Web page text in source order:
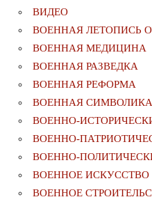
ВИДЕО
ВОЕННАЯ ЛЕТОПИСЬ
ВОЕННАЯ МЕДИЦИНА
ВОЕННАЯ РАЗВЕДКА
ВОЕННАЯ РЕФОРМА
ВОЕННАЯ СИМВОЛИКА
ВОЕННО-
ВОЕННО-
ВОЕННО-
ВОЕННОЕ ИСКУССТВО
ВОЕННОЕ